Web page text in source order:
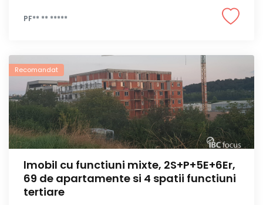
PF** ** *****
Recomandat
lmobil cu functiuni mixte, 2S+P+5E+6Er,
69 de apartamente si 4 spatii functiuni
tertiare